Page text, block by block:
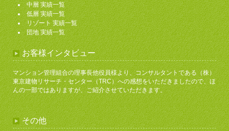
中層 実績一覧
低層 実績一覧
リゾート 実績一覧
団地 実績一覧
お客様インタビュー
マンション管理組合の理事長他役員様より、コンサルタントである（株）
東京建物リサーチ・センター（TRC）への感想をいただきましたので、ほ
んの一部ではありますが、ご紹介させていただきます。
その他